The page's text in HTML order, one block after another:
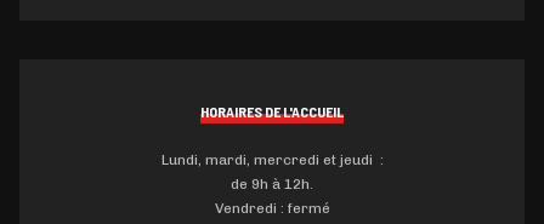
HORAIRES DE L'ACCUEIL
Lundi, mardi, mercredi et jeudi :
de 9h à 12h.
Vendredi : fermé